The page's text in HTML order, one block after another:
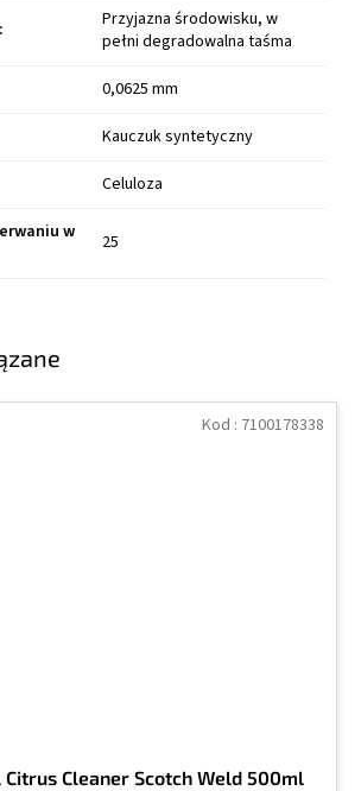
Cleaner Scotch Weld 500ml
Kod : 7100178338
:
Przyjazna środowisku, w
pełni degradowalna taśma
0,0625 mm
Kauczuk syntetyczny
Celuloza
w
25